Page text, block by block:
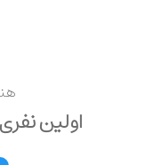
اولین